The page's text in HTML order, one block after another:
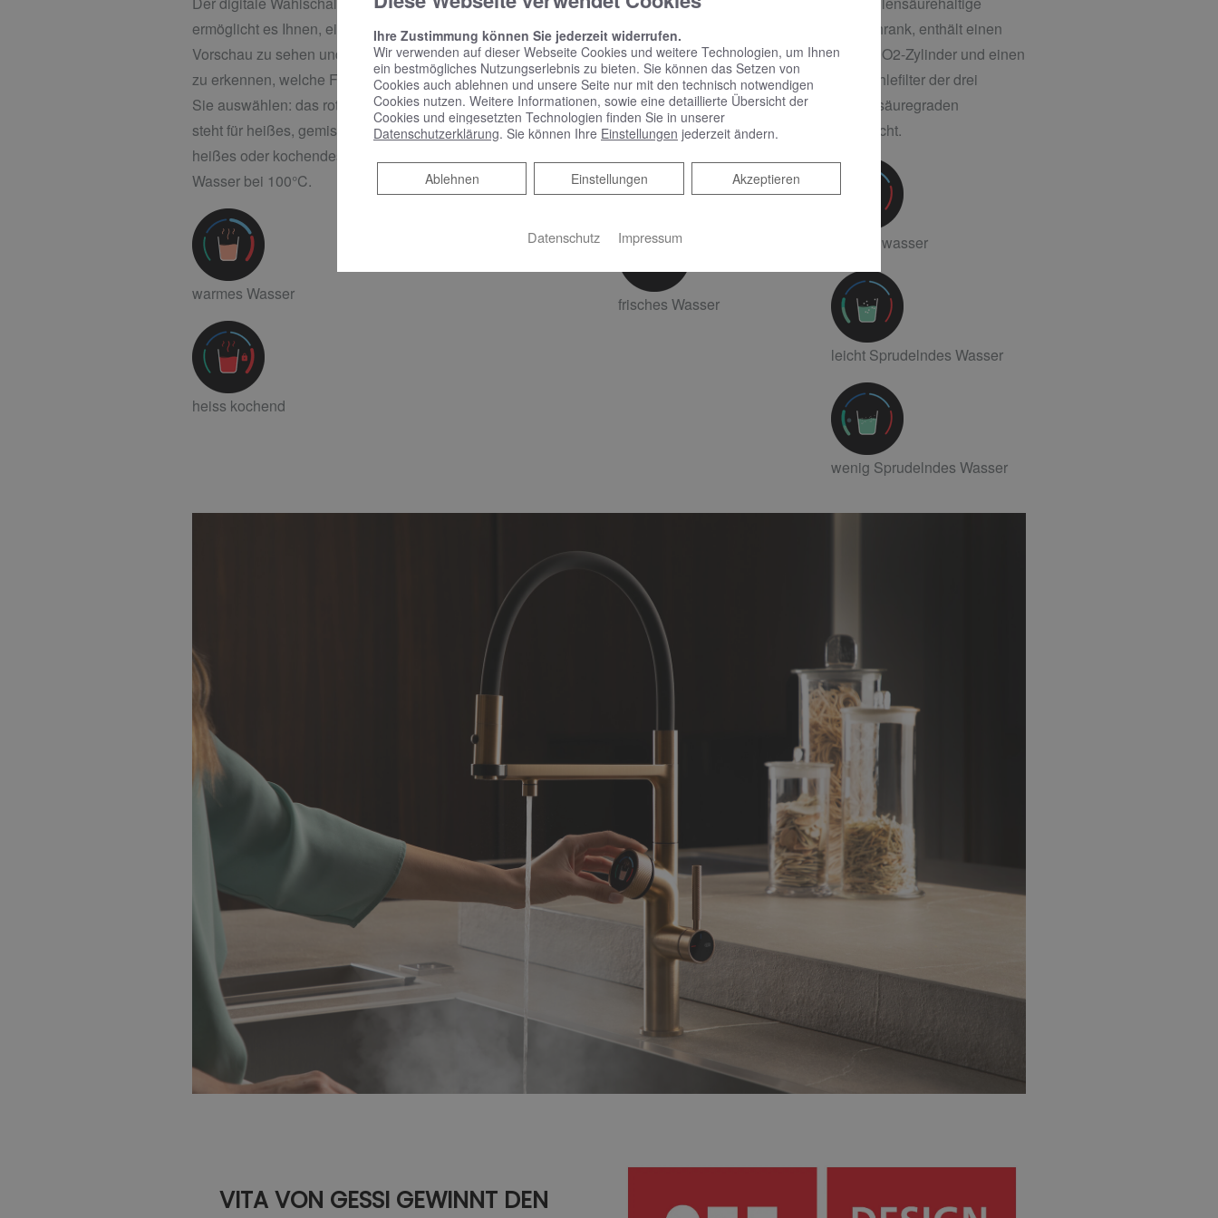
ermöglicht es Ihnen, eine
Vorschau zu sehen und sofort
zu erkennen, welche Funktion
Sie auswählen: das rote Glas
steht für heißes, gemischt
heißes oder kochendes
Wasser bei 100°C.
warmes Wasser
heiss kochend
Wasser mit Raumtemperatur,
das sich ideal zum Trinken
oder Kochen eignet, ist an
dem blauen Glas zu erkennen
Wasser und Symbole werden
durch das blaue Glas mit der
Schneeflocke hervorgehoben.
kaltes Wasser
frisches Wasser
Kühlschrank, enthält einen
425 g CO2-Zylinder und einen
Aktivkohlefilter der drei
Kohlensäuregraden
ermöglicht.
Sprudelwasser
leicht Sprudelndes Wasser
wenig Sprudelndes Wasser
VITA VON GESSI GEWINNT DEN
Ihre Zustimmung können Sie jederzeit widerrufen.
Wir verwenden auf dieser Webseite Cookies und weitere Technologien, um Ihnen
ein bestmögliches Nutzungserlebnis zu bieten. Sie können das Setzen von
Cookies auch ablehnen und unsere Seite nur mit den technisch notwendigen
Cookies nutzen. Weitere Informationen, sowie eine detaillierte Übersicht der
Cookies und eingesetzten Technologien finden Sie in unserer
Datenschutzerklärung. Sie können Ihre Einstellungen jederzeit ändern.
Akzeptieren
Einstellungen
Ablehnen
Ablehnen
Datenschutz Impressum